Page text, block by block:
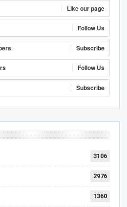
Like our page
Follow Us
Subscribe
Follow Us
Subscribe
3106
2976
1360